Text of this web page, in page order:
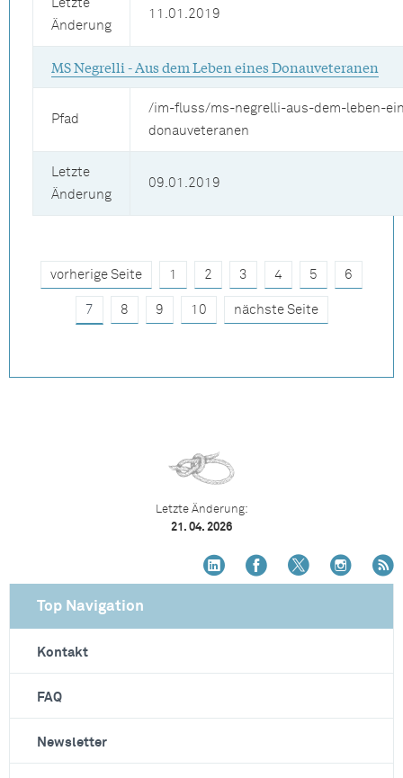
Letzte
Änderung
11.01.2019
MS Negrelli - Aus dem Leben eines Donauveteranen
Pfad
/im-fluss/ms-negrelli-aus-dem-leben-
donauveteranen
Letzte
Änderung
09.01.2019
vorherige Seite 1 2 3 4 5 6
7 8 9 10 nächste Seite
Letzte Änderung:
21. 04. 2026
Top Navigation
Kontakt
FAQ
Newsletter